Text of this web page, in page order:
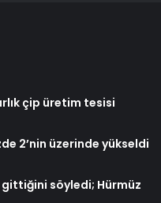
çip üretim tesisi
2’nin üzerinde yükseldi
söyledi; Hürmüz